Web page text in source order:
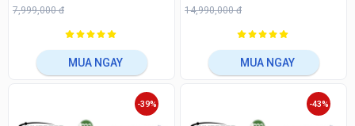
7,999,000 đ
MUA NGAY
14,990,000 đ
MUA NGAY
-39% -43%